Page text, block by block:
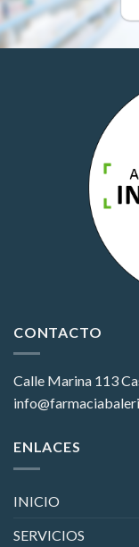
CONTACTO
Calle Marina 113
ENLACES
INICIO
SERVICIOS